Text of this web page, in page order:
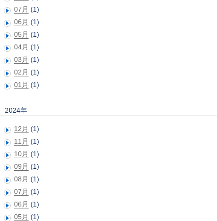
07月 (1)
06月 (1)
05月 (1)
04月 (1)
03月 (1)
02月 (1)
01月 (1)
2024年
12月 (1)
11月 (1)
10月 (1)
09月 (1)
08月 (1)
07月 (1)
06月 (1)
05月 (1)